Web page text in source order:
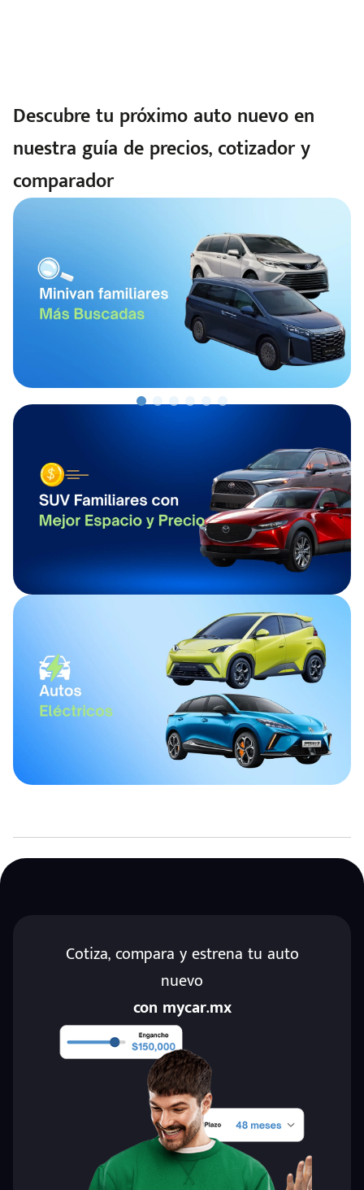
Descubre tu próximo auto nuevo en
nuestra guía de precios, cotizador y
comparador
Cotiza, compara y estrena tu auto
nuevo
con mycar.mx